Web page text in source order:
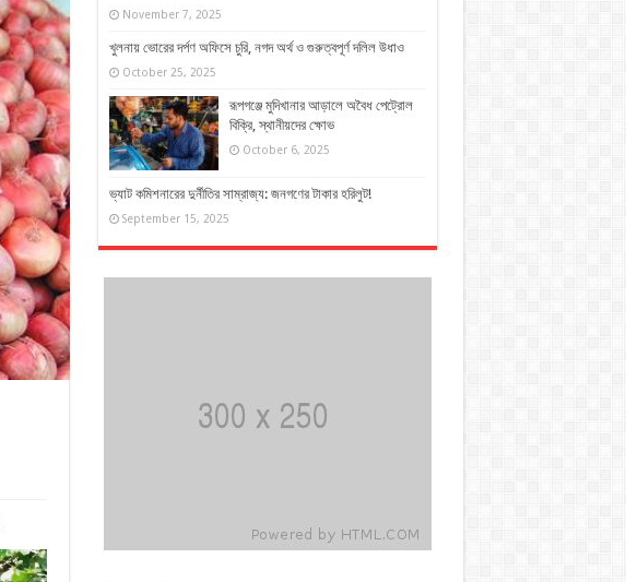
November 7, 2025
খুলনায় ভোরের দর্পণ অফিসে চুরি, নগদ অর্থ ও গুরুত্বপূর্ণ দলিল উধাও
October 25, 2025
রূপগঞ্জে মুদিখানার আড়ালে অবৈধ পেট্রোল
বিক্রি, স্থানীয়দের ক্ষোভ
October 6, 2025
ভ্যাট কমিশনারের দুর্নীতির সাম্রাজ্য: জনগণের টাকার হরিলুট!
September 15, 2025